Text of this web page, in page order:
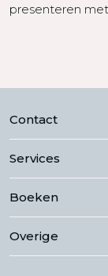
presenteren
Contact
Services
Boeken
Overige